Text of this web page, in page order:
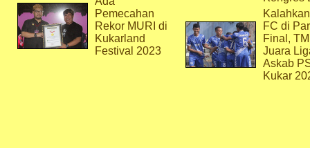
Pemecahan
Rekor MURI di
Kukarland
Festival 2023
FC di
Final,
Juara
Askab
Kukar